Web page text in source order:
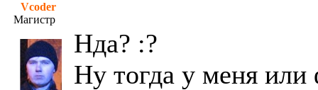
Vcoder
Магистр
Нда? :?
Ну тогда у меня или